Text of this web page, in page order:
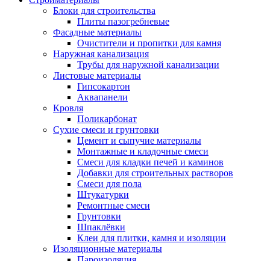
Блоки для строительства
Плиты пазогребневые
Фасадные материалы
Очистители и пропитки для камня
Наружная канализация
Трубы для наружной канализации
Листовые материалы
Гипсокартон
Аквапанели
Кровля
Поликарбонат
Сухие смеси и грунтовки
Цемент и сыпучие материалы
Монтажные и кладочные смеси
Смеси для кладки печей и каминов
Добавки для строительных растворов
Смеси для пола
Штукатурки
Ремонтные смеси
Грунтовки
Шпаклёвки
Клеи для плитки, камня и изоляции
Изоляционные материалы